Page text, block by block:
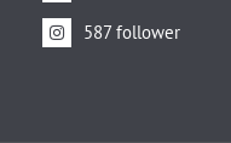
587 follower